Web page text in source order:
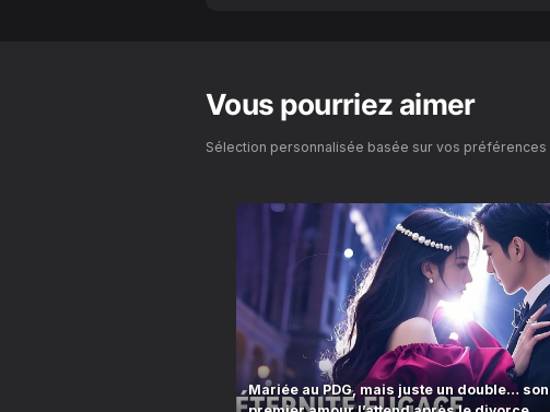
Vous pourriez aimer
Sélection personnalisée basée sur vos préférences
Mariée au PDG, mais juste un double… son